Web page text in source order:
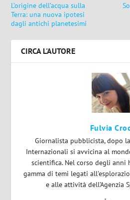
L’origine dell’acqua sulla
Terra: una nuova ipotesi
dagli antichi planetesimi
CIRCA L'AUTORE
Fulvia
Giornalista pubblicista, dopo
Internazionali si avvicina al
scientifica. Nel corso degli anni
gamma di temi legati
e alle attività dell’Agenzia